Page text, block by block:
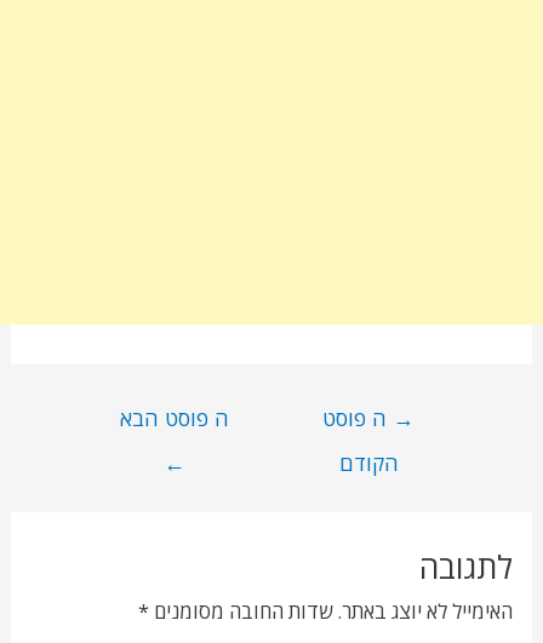
→ ה פוסט
הקודם
ה פוסט הבא
←
לתגובה
האימייל לא יוצג באתר.שדות החובה מסומנים*